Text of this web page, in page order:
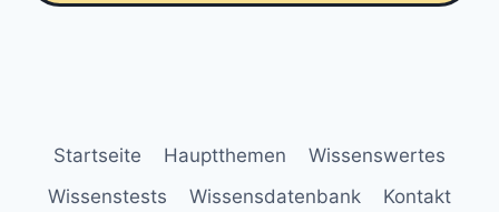
Startseite Hauptthemen
Wissenswertes
Wissenstests
Wissensdatenbank Kontakt